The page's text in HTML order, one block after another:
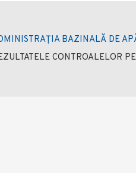
BAZINALĂ DE
CONTROALELOR